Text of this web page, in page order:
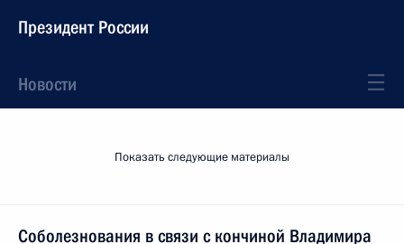
Президент России
Новости
Показать следующие материалы
Соболезнования в связи с кончиной Владимира